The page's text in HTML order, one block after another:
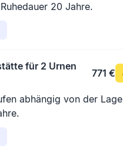
20 Jahre.
für 2 Urnen
771 €
abhängig von der